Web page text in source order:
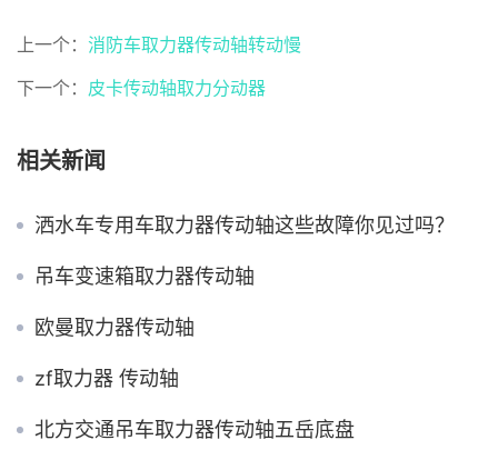
上一个： 消防车取力器传动轴转动慢
下一个： 皮卡传动轴取力分动器
相关新闻
洒水车专用车取力器传动轴这些故障你见过吗？
吊车变速箱取力器传动轴
欧曼取力器传动轴
zf取力器 传动轴
北方交通吊车取力器传动轴五岳底盘